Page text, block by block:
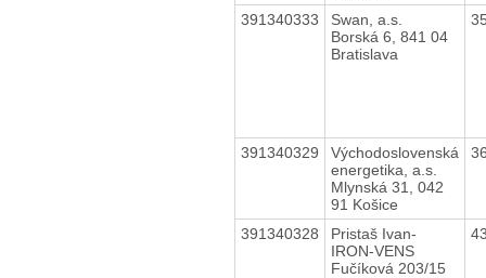
391340333
Swan, a.s.
Borská 6, 841 04
Bratislava
391340329
Východoslovenská
energetika, a.s.
Mlynská 31, 042
91 Košice
391340328
Pristaš Ivan-
IRON-VENS
Fučíková 203/15